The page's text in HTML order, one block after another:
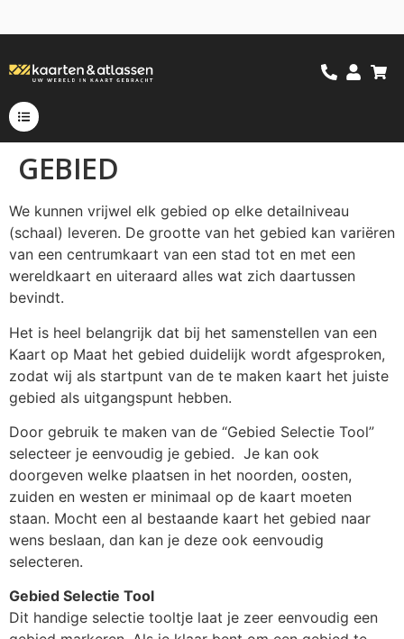
GEBIED
We kunnen vrijwel elk gebied op elke detailniveau
(schaal) leveren. De grootte van het gebied kan variëren
van een centrumkaart van een stad tot en met een
wereldkaart en uiteraard alles wat zich daartussen
bevindt.
Het is heel belangrijk dat bij het samenstellen van een
Kaart op Maat het gebied duidelijk wordt afgesproken,
zodat wij als startpunt van de te maken kaart het juiste
gebied als uitgangspunt hebben.
Door gebruik te maken van de “Gebied Selectie Tool”
selecteer je eenvoudig je gebied. Je kan ook
doorgeven welke plaatsen in het noorden, oosten,
zuiden en westen er minimaal op de kaart moeten
staan. Mocht een al bestaande kaart het gebied naar
wens beslaan, dan kan je deze ook eenvoudig
selecteren.
Gebied Selectie Tool
Dit handige selectie tooltje laat je zeer eenvoudig een